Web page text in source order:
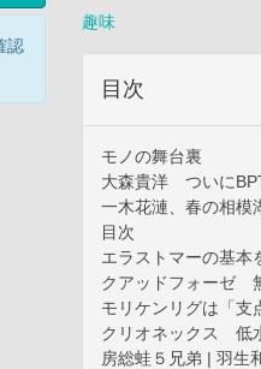
認
趣味
目次
モノの舞台裏
大森貴洋 ついに
一木花漣、春の相模
目次
エラストマーの基本
クアッドフォーゼ
モリケンリグは「支
クリオネックス 低
房総蛙５兄弟 | 羽生